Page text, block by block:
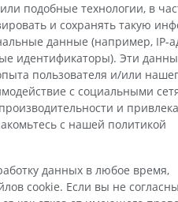
http://www.wikipedia.org
НИЖНЯЯ КОНЕЧНОСТЬ
Иллюстрации
Рентгенография
БЕСПЛАТНО
подобные технологии, в
и сохранять такую
данные (например, IP-
идентификаторы). Эти
пользователя и/или
с социальными
и
с нашей политикой
данных в любое время,
cookie. Если вы не